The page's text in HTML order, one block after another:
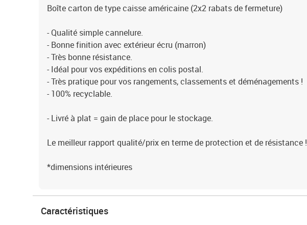
Boîte carton de type caisse américaine (2x2 rabats de fermeture)
- Qualité simple cannelure.
- Bonne finition avec extérieur écru (marron)
- Très bonne résistance.
- Idéal pour vos expéditions en colis postal.
- Très pratique pour vos rangements, classements et déménagements !
- 100% recyclable.
- Livré à plat = gain de place pour le stockage.
Le meilleur rapport qualité/prix en terme de protection et de résistance !
*dimensions intérieures
Caractéristiques